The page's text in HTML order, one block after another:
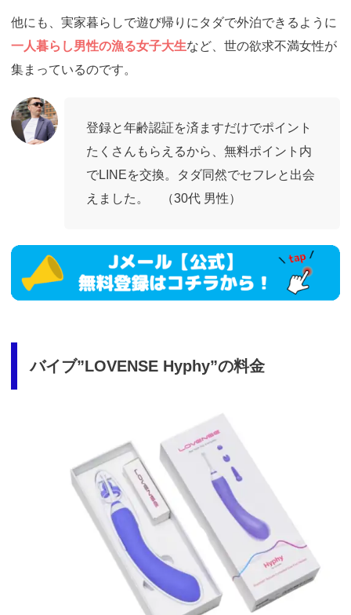
他にも、実家暮らしで遊び帰りにタダで外泊できるように
一人暮らし男性の漁る女子大生など、世の欲求不満女性が
集まっているのです。
登録と年齢認証を済ますだけでポイント
たくさんもらえるから、無料ポイント内
でLINEを交換。タダ同然でセフレと出会
えました。 （30代 男性）
https://ac.m-
ads.jp/t6d63J515a0bact6/cl/?
bId=i36a5q96&msid=13921
バイブ”LOVENSE Hyphy”の料金